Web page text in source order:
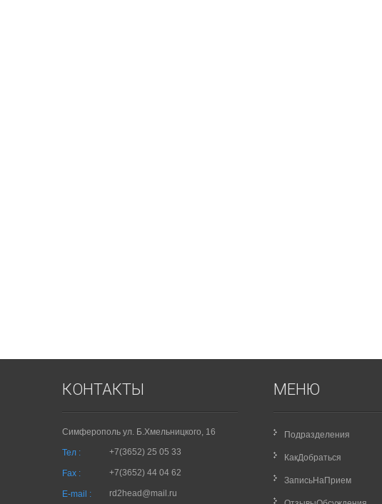
КОНТАКТЫ
Симферополь ул. Б.Хмельницкого, 16
Тел : +7(3652) 25 05 33
Fax : +7(3652) 44 04 62
E-mail : rd2head@mail.ru
МЕНЮ
Подразделения
КакДобраться
ЗаписьНаПрием